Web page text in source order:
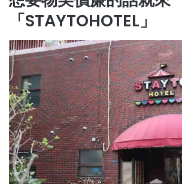
「STAYTOHOTEL」